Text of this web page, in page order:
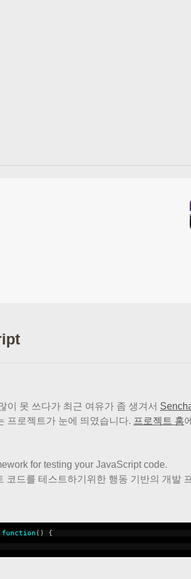
이 못 쓰다가 최근 여유가 좀 생겨서
프로젝트가 눈에 띄였습니다. 프로젝트 홈
for testing your JavaScript code.
코드를 테스트하기위한 행동 기반의 개발
function () {